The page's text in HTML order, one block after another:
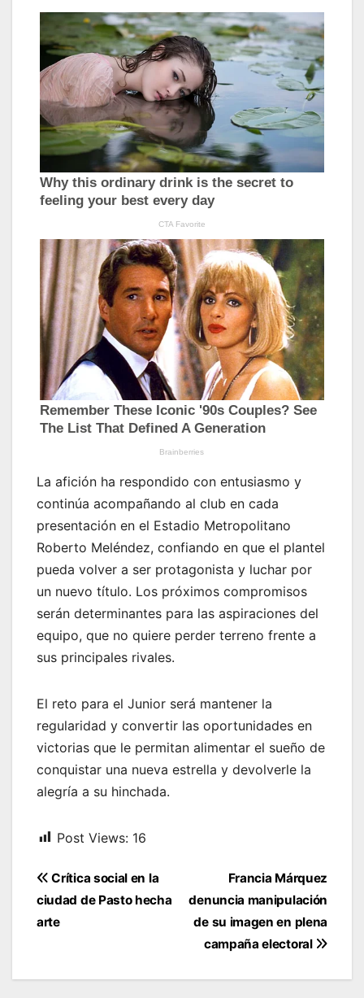
La afición ha respondido con entusiasmo y
continúa acompañando al club en cada
presentación en el Estadio Metropolitano
Roberto Meléndez, confiando en que el plantel
pueda volver a ser protagonista y luchar por
un nuevo título. Los próximos compromisos
serán determinantes para las aspiraciones del
equipo, que no quiere perder terreno frente a
sus principales rivales.
El reto para el Junior será mantener la
regularidad y convertir las oportunidades en
victorias que le permitan alimentar el sueño de
conquistar una nueva estrella y devolverle la
alegría a su hinchada.
Post Views: 16
Navegación
de
entradas
Francia Márquez
denuncia manipulación
de su imagen en plena
campaña electoral
Crítica social en la
ciudad de Pasto hecha
arte